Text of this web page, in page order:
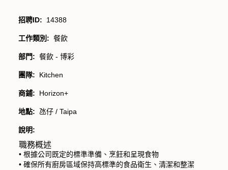
招聘ID: 14388
工作類別: 餐飲
部門: 餐飲 - 博彩
團隊: Kitchen
商鋪: Horizon+
地點: 氹仔 / Taipa
說明:
職務概述
• 根據公司既定的標準準備、烹飪和呈現食物
• 確保所有廚房區域保持高標準的食品衛生、清潔和整潔